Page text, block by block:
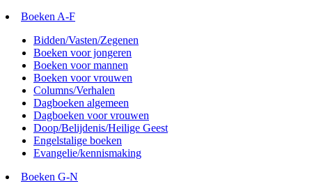
Boeken A-F
Bidden/Vasten/Zegenen
Boeken voor jongeren
Boeken voor mannen
Boeken voor vrouwen
Columns/Verhalen
Dagboeken algemeen
Dagboeken voor vrouwen
Doop/Belijdenis/Heilige Geest
Engelstalige boeken
Evangelie/kennismaking
Boeken G-N